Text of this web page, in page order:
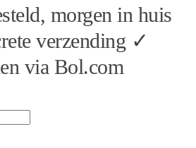
morgen in huis
verzending ✓
via Bol.com